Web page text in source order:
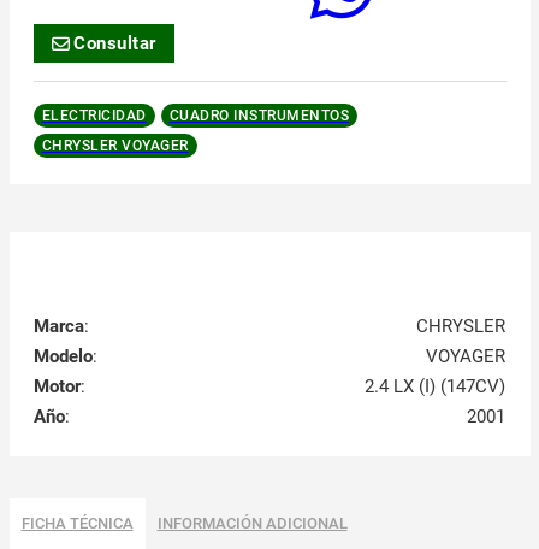
Consultar
ELECTRICIDAD
CUADRO INSTRUMENTOS
CHRYSLER VOYAGER
Marca:
CHRYSLER
Modelo:
VOYAGER
Motor:
2.4 LX (I) (147CV)
Año: 2001
FICHA TÉCNICA INFORMACIÓN ADICIONAL